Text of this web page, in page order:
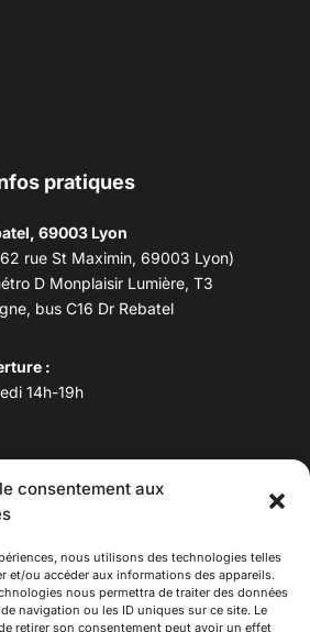
consentement aux
nous utilisons des technologies telles
et/ou accéder aux informations des appareils.
nous permettra de traiter des données
navigation ou les ID uniques sur ce site. Le
retirer son consentement peut avoir un effet
pratiques
69003 Lyon
rue St Maximin, 69003 Lyon)
D Monplaisir Lumière, T3
bus C16 Dr Rebatel
:
14h-19h
53 06 40